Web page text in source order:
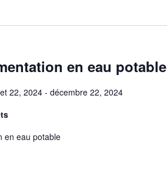
en eau potable
22, 2024 -décembre 22, 2024
en eau potable